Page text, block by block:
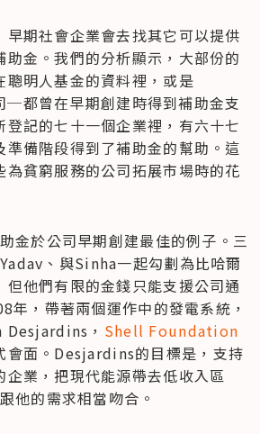
早期社會企業會去找其它可以提供
助金。我們的分析顯示，大部份的
明人基金的資料裡，或是
都曾在早期創建時得到補助金支
記的七十一個企業裡，有六十七
準備階段得到了補助金的幫助。這
為貧窮服務的公司拓展市場時的花
金於公司早期創建最佳的例子。三
、與Sinha一起勾劃為比哈爾
但他們有限的金錢只能支援公司通
年，帶著兩個運作中的發電系統，
， Shell Foundation
會面。Desjardins的目標是，支持
企業，把現代能源帶去低收入區
他的需求相當吻合。